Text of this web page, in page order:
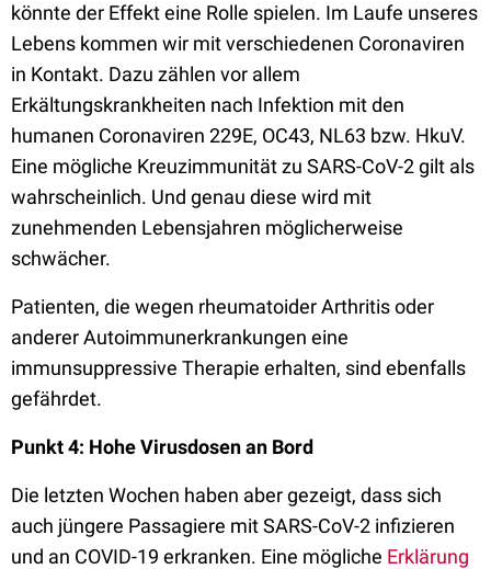
könnte der Effekt eine Rolle spielen. Im Laufe unseres
Lebens kommen wir mit verschiedenen Coronaviren
in Kontakt. Dazu zählen vor allem
Erkältungskrankheiten nach Infektion mit den
humanen Coronaviren 229E, OC43, NL63 bzw. HkuV.
Eine mögliche Kreuzimmunität zu SARS-CoV-2 gilt als
wahrscheinlich. Und genau diese wird mit
zunehmenden Lebensjahren möglicherweise
schwächer.
Patienten, die wegen rheumatoider Arthritis oder
anderer Autoimmunerkrankungen eine
immunsuppressive Therapie erhalten, sind ebenfalls
gefährdet.
Punkt 4: Hohe Virusdosen an Bord
Die letzten Wochen haben aber gezeigt, dass sich
auch jüngere Passagiere mit SARS-CoV-2 infizieren
und an COVID-19 erkranken. Eine mögliche Erklärung